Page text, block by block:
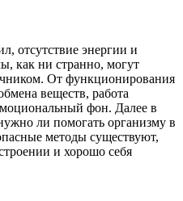
отсутствие энергии и
как ни странно, могут
От функционирования
веществ, работа
фон. Далее в
ли помогать организму в
методы существуют,
и хорошо себя